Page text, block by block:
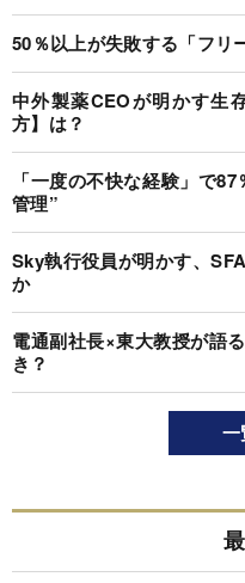
50％以上が失敗する「フリ
中外製薬CEOが明かす生
方】は？
「一度の不快な経験」で
管理”
Sky執行役員が明かす、
か
電通副社長×東大教授が語
き？
一